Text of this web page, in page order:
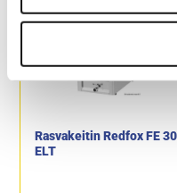
Öljytilavuus: 2 x 11 litraa.
Rasvakeitin Redfox FE 30
ELT